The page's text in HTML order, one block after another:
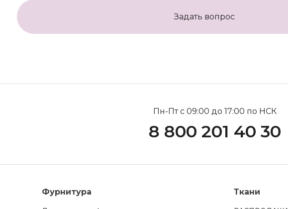
Задать вопрос
Пн-Пт с 09:00 до 17:00 по НСК
8 800 201 40 30
Фурнитура Ткани